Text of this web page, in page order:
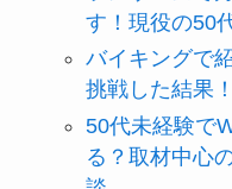
す！現役の50
バイキングで
挑戦した結果
50代未経験で
る？取材中心